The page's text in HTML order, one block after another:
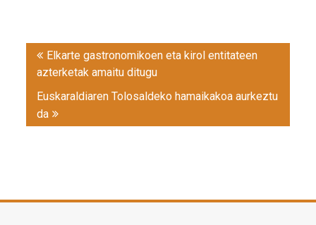
Post
navigation
Elkarte gastronomikoen eta kirol entitateen
azterketak amaitu ditugu
Euskaraldiaren Tolosaldeko hamaikakoa aurkeztu
da